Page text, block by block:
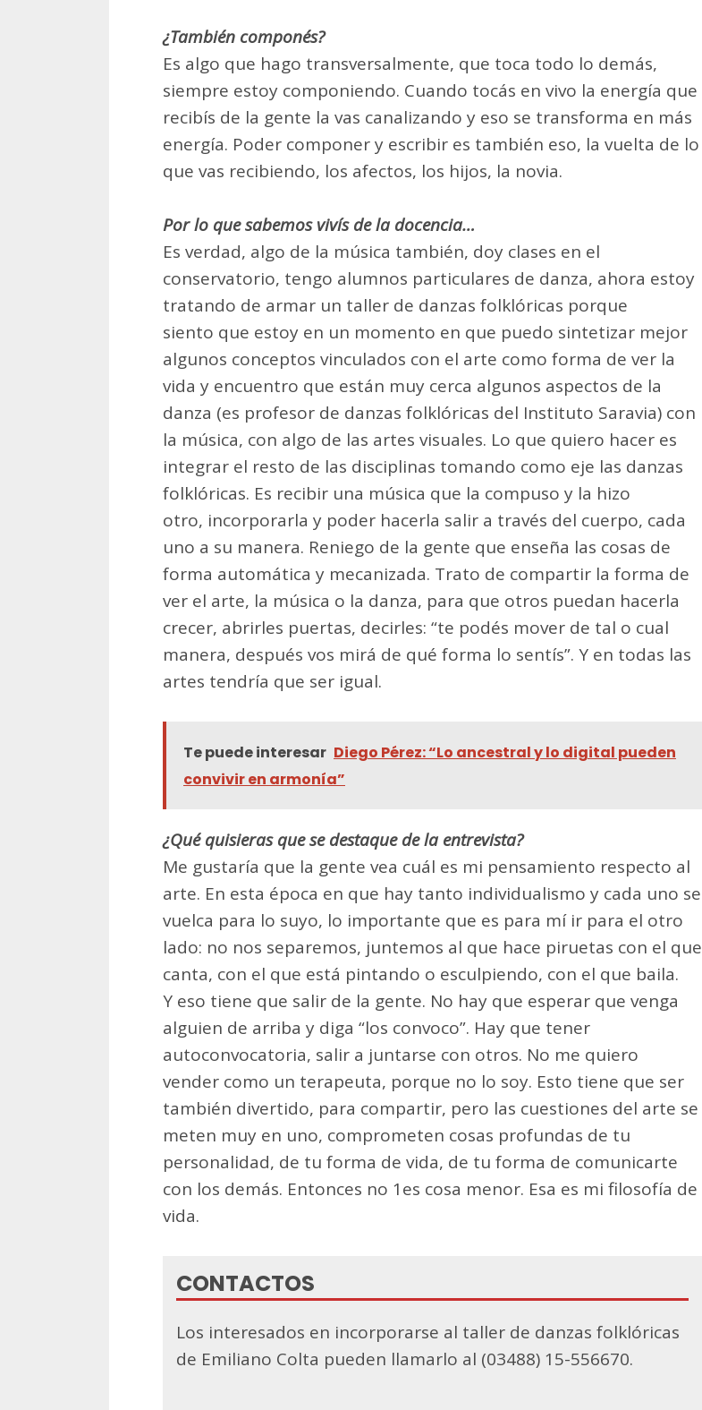
¿También componés?
Es algo que hago transversalmente, que toca todo lo demás,
siempre estoy componiendo. Cuando tocás en vivo la energía que
recibís de la gente la vas canalizando y eso se transforma en más
energía. Poder componer y escribir es también eso, la vuelta de lo
que vas recibiendo, los afectos, los hijos, la novia.
Por lo que sabemos vivís de la docencia…
Es verdad, algo de la música también, doy clases en el
conservatorio, tengo alumnos particulares de danza, ahora estoy
tratando de armar un taller de danzas folklóricas porque
siento que estoy en un momento en que puedo sintetizar mejor
algunos conceptos vinculados con el arte como forma de ver la
vida y encuentro que están muy cerca algunos aspectos de la
danza (es profesor de danzas folklóricas del Instituto Saravia) con
la música, con algo de las artes visuales. Lo que quiero hacer es
integrar el resto de las disciplinas tomando como eje las danzas
folklóricas. Es recibir una música que la compuso y la hizo
otro, incorporarla y poder hacerla salir a través del cuerpo, cada
uno a su manera. Reniego de la gente que enseña las cosas de
forma automática y mecanizada. Trato de compartir la forma de
ver el arte, la música o la danza, para que otros puedan hacerla
crecer, abrirles puertas, decirles: “te podés mover de tal o cual
manera, después vos mirá de qué forma lo sentís”. Y en todas las
artes tendría que ser igual.
Te puede interesar Diego Pérez: “Lo ancestral y lo digital pueden
convivir en armonía”
¿Qué quisieras que se destaque de la entrevista?
Me gustaría que la gente vea cuál es mi pensamiento respecto al
arte. En esta época en que hay tanto individualismo y cada uno se
vuelca para lo suyo, lo importante que es para mí ir para el otro
lado: no nos separemos, juntemos al que hace piruetas con el que
canta, con el que está pintando o esculpiendo, con el que baila.
Y eso tiene que salir de la gente. No hay que esperar que venga
alguien de arriba y diga “los convoco”. Hay que tener
autoconvocatoria, salir a juntarse con otros. No me quiero
vender como un terapeuta, porque no lo soy. Esto tiene que ser
también divertido, para compartir, pero las cuestiones del arte se
meten muy en uno, comprometen cosas profundas de tu
personalidad, de tu forma de vida, de tu forma de comunicarte
con los demás. Entonces no 1es cosa menor. Esa es mi filosofía de
vida.
CONTACTOS
Los interesados en incorporarse al taller de danzas folklóricas
de Emiliano Colta pueden llamarlo al (03488) 15-556670.